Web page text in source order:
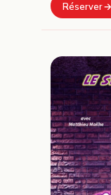
Réserver